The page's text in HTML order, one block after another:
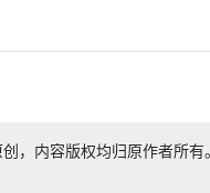
，内容版权均归原作者所